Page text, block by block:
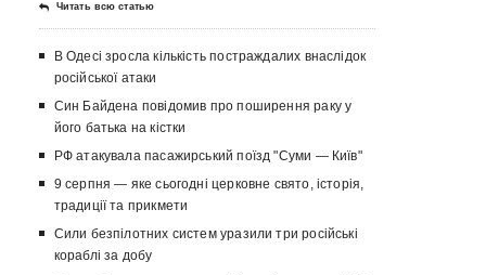
Читать всю статью
В Одесі зросла кількість постраждалих внаслідок
російської атаки
Син Байдена повідомив про поширення раку у
його батька на кістки
РФ атакувала пасажирський поїзд "Суми — Київ"
9 серпня — яке сьогодні церковне свято, історія,
традиції та прикмети
Сили безпілотних систем уразили три російські
кораблі за добу